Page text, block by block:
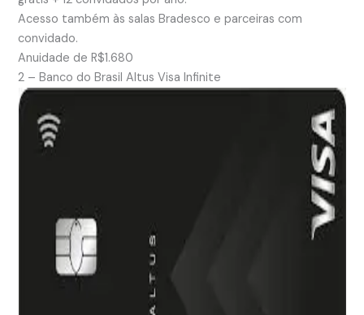
Acesso também às salas Bradesco e parceiras com
convidado.
Anuidade de R$1.680
2 – Banco do Brasil Altus Visa Infinite